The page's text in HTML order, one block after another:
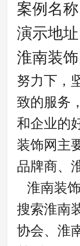
案例名
演示地
淮南装
努力下，
致的服务
和企业的
装饰网主
品牌商、
淮南装
搜索淮南
协会、淮